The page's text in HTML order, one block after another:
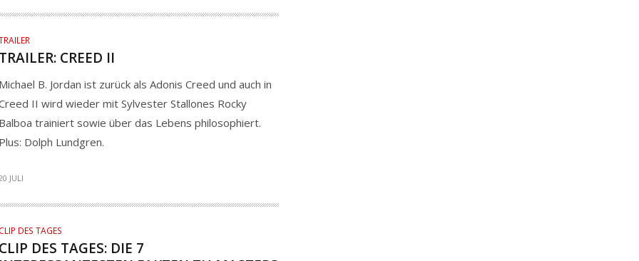
CREED II
B. Jordan ist zurück als Adonis Creed und auch in
II wird wieder mit Sylvester Stallones Rocky
trainiert sowie über das Lebens philosophiert.
Dolph Lundgren.
JULI
DES TAGES
DES TAGES: DIE 7